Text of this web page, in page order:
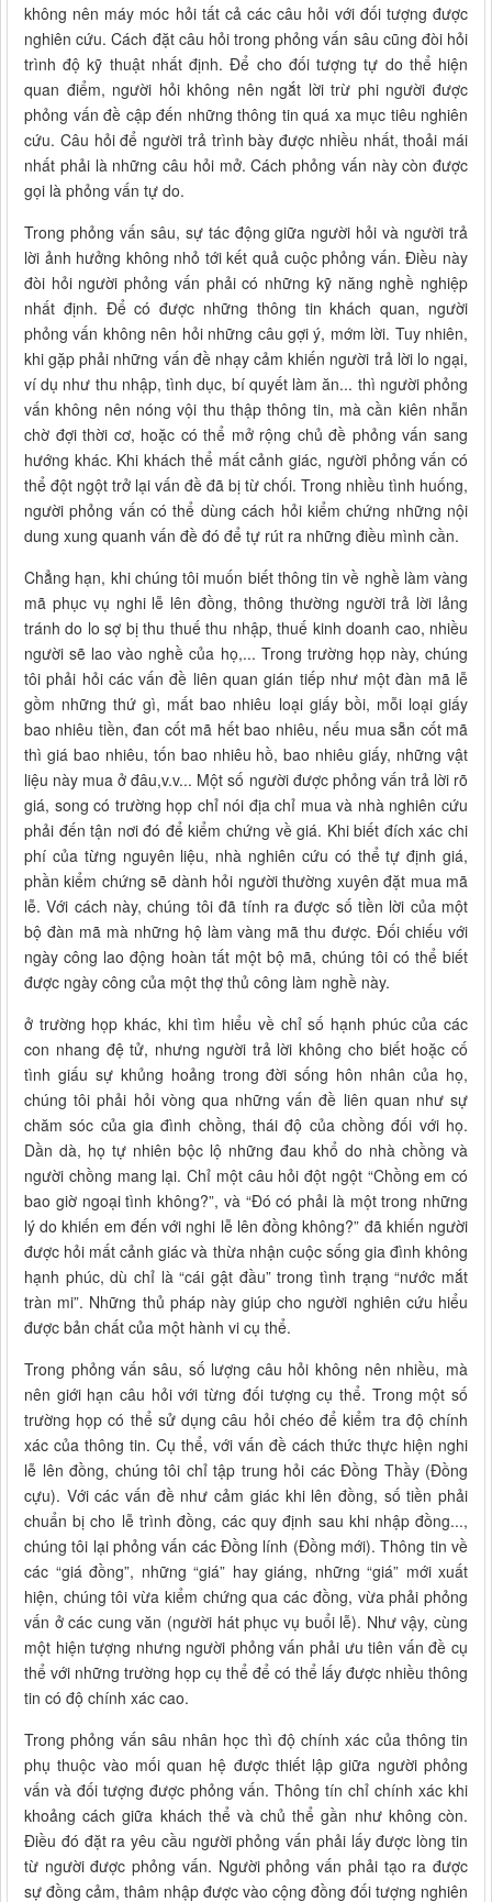
không nên máy móc hỏi tất cả các câu hỏi với đối tượng được
nghiên cứu. Cách đặt câu hỏi trong phỏng vấn sâu cũng đòi hỏi
trình độ kỹ thuật nhất định. Để cho đối tượng tự do thể hiện
quan điểm, người hỏi không nên ngắt lời trừ phi người được
phỏng vấn đề cập đến những thông tin quá xa mục tiêu nghiên
cứu. Câu hỏi để người trả trình bày được nhiều nhất, thoải mái
nhất phải là những câu hỏi mở. Cách phỏng vấn này còn được
gọi là phỏng vấn tự do.
Trong phỏng vấn sâu, sự tác động giữa người hỏi và người trả
lời ảnh hưởng không nhỏ tới kết quả cuộc phỏng vấn. Điều này
đòi hỏi người phỏng vấn phải có những kỹ năng nghề nghiệp
nhất định. Để có được những thông tin khách quan, người
phỏng vấn không nên hỏi những câu gợi ý, mớm lời. Tuy nhiên,
khi gặp phải những vấn đề nhạy cảm khiến người trả lời lo ngại,
ví dụ như thu nhập, tình dục, bí quyết làm ăn... thì người phỏng
vấn không nên nóng vội thu thập thông tin, mà cần kiên nhẫn
chờ đợi thời cơ, hoặc có thể mở rộng chủ đề phỏng vấn sang
hướng khác. Khi khách thể mất cảnh giác, người phỏng vấn có
thể đột ngột trở lại vấn đề đã bị từ chối. Trong nhiều tình huống,
người phỏng vấn có thể dùng cách hỏi kiểm chứng những nội
dung xung quanh vấn đề đó để tự rút ra những điều mình cần.
Chẳng hạn, khi chúng tôi muốn biết thông tin về nghề làm vàng
mã phục vụ nghi lễ lên đồng, thông thường người trả lời lảng
tránh do lo sợ bị thu thuế thu nhập, thuế kinh doanh cao, nhiều
người sẽ lao vào nghề của họ,... Trong trường họp này, chúng
tôi phải hỏi các vấn đề liên quan gián tiếp như một đàn mã lễ
gồm những thứ gì, mất bao nhiêu loại giấy bồi, mỗi loại giấy
bao nhiêu tiền, đan cốt mã hết bao nhiêu, nếu mua sẵn cốt mã
thì giá bao nhiêu, tốn bao nhiêu hồ, bao nhiêu giấy, những vật
liệu này mua ở đâu,v.v... Một số người được phỏng vấn trả lời rõ
giá, song có trường họp chỉ nói địa chỉ mua và nhà nghiên cứu
phải đến tận nơi đó để kiểm chứng về giá. Khi biết đích xác chi
phí của từng nguyên liệu, nhà nghiên cứu có thể tự định giá,
phần kiểm chứng sẽ dành hỏi người thường xuyên đặt mua mã
lễ. Với cách này, chúng tôi đã tính ra được số tiền lời của một
bộ đàn mã mà những hộ làm vàng mã thu được. Đối chiếu với
ngày công lao động hoàn tất một bộ mã, chúng tôi có thể biết
được ngày công của một thợ thủ công làm nghề này.
ở trường họp khác, khi tìm hiểu về chỉ số hạnh phúc của các
con nhang đệ tử, nhưng người trả lời không cho biết hoặc cố
tình giấu sự khủng hoảng trong đời sống hôn nhân của họ,
chúng tôi phải hỏi vòng qua những vấn đề liên quan như sự
chăm sóc của gia đình chồng, thái độ của chồng đối với họ.
Dần dà, họ tự nhiên bộc lộ những đau khổ do nhà chồng và
người chồng mang lại. Chỉ một câu hỏi đột ngột “Chồng em có
bao giờ ngoại tình không?”, và “Đó có phải là một trong những
lý do khiến em đến với nghi lễ lên đồng không?” đã khiến người
được hỏi mất cảnh giác và thừa nhận cuộc sống gia đình không
hạnh phúc, dù chỉ là “cái gật đầu” trong tình trạng “nước mắt
tràn mi”. Những thủ pháp này giúp cho người nghiên cứu hiểu
được bản chất của một hành vi cụ thể.
Trong phỏng vấn sâu, số lượng câu hỏi không nên nhiều, mà
nên giới hạn câu hỏi với từng đối tượng cụ thể. Trong một số
trường họp có thể sử dụng câu hỏi chéo để kiểm tra độ chính
xác của thông tin. Cụ thể, với vấn đề cách thức thực hiện nghi
lễ lên đồng, chúng tôi chỉ tập trung hỏi các Đồng Thầy (Đồng
cựu). Với các vấn đề như cảm giác khi lên đồng, số tiền phải
chuẩn bị cho lễ trình đồng, các quy định sau khi nhập đồng...,
chúng tôi lại phỏng vấn các Đồng lính (Đồng mới). Thông tin về
các “giá đồng”, những “giá” hay giáng, những “giá” mới xuất
hiện, chúng tôi vừa kiểm chứng qua các đồng, vừa phải phỏng
vấn ở các cung văn (người hát phục vụ buổi lễ). Như vậy, cùng
một hiện tượng nhưng người phỏng vấn phải ưu tiên vấn đề cụ
thể với những trường họp cụ thể để có thể lấy được nhiều thông
tin có độ chính xác cao.
Trong phỏng vấn sâu nhân học thì độ chính xác của thông tin
phụ thuộc vào mối quan hệ được thiết lập giữa người phỏng
vấn và đối tượng được phỏng vấn. Thông tín chỉ chính xác khi
khoảng cách giữa khách thể và chủ thể gần như không còn.
Điều đó đặt ra yêu cầu người phỏng vấn phải lấy được lòng tin
từ người được phỏng vấn. Người phỏng vấn phải tạo ra được
sự đồng cảm, thâm nhập được vào cộng đồng đối tượng nghiên